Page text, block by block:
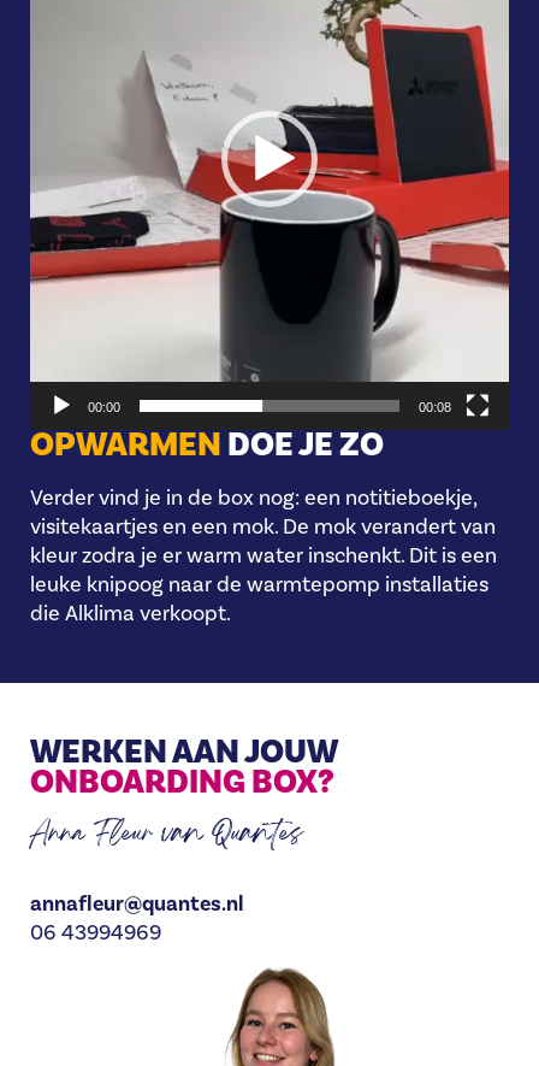
00:00 00:08
OPWARMEN DOE JE ZO
Verder vind je in de box nog: een notitieboekje,
visitekaartjes en een mok. De mok verandert van
kleur zodra je er warm water inschenkt. Dit is een
leuke knipoog naar de warmtepomp installaties
die Alklima verkoopt.
WERKEN AAN JOUW
ONBOARDING BOX?
Anna Fleur van Quantes
annafleur@quantes.nl
06 43994969